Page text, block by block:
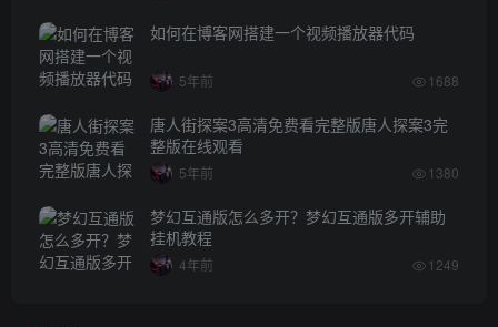
如何在博客网搭建一个视频播放器代码
5年前 1688
唐人街探案3高清免费看完整版唐人探案3完
整版在线观看
5年前 1380
梦幻互通版怎么多开？梦幻互通版多开辅助
挂机教程
4年前 1249